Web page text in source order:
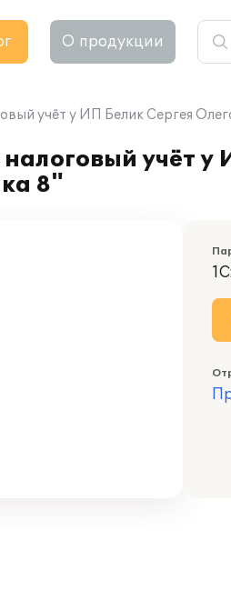
О продукции
учёт у ИП Белик Сергея
учёт у
8"